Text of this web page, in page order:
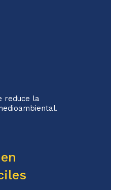
reduce la